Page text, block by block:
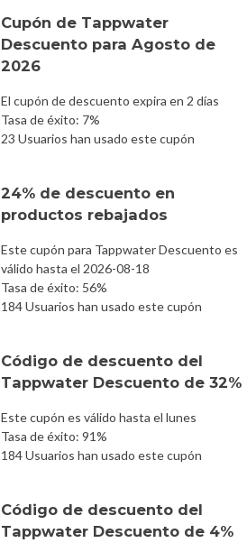
Cupón de Tappwater
Descuento para Agosto de
2026
El cupón de descuento expira en 2 días
Tasa de éxito: 7%
23 Usuarios han usado este cupón
24% de descuento en
productos rebajados
Este cupón para Tappwater Descuento es
válido hasta el 2026-08-18
Tasa de éxito: 56%
184 Usuarios han usado este cupón
Código de descuento del
Tappwater Descuento de 32%
Este cupón es válido hasta el lunes
Tasa de éxito: 91%
184 Usuarios han usado este cupón
Código de descuento del
Tappwater Descuento de 4%